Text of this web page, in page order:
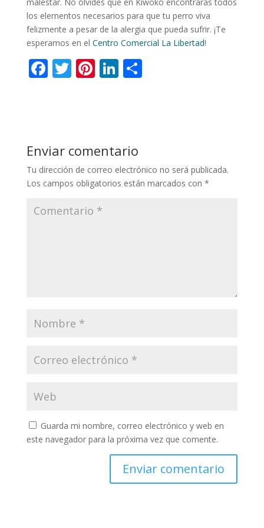
los elementos necesarios para que tu perro viva
felizmente a pesar de la alergia que pueda sufrir. ¡Te
esperamos en el Centro Comercial La Libertad!
F
o
o
k
T Pi
st
Li
dI
n
C
ti
r
Enviar comentario
Tu dirección de correo electrónico no será publicada.
Los campos obligatorios están marcados con *
Guarda mi nombre, correo electrónico y web en
este navegador para la próxima vez que comente.